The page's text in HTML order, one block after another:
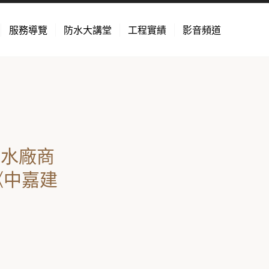
服務導覽 防水大講堂 工程實績 影音頻道
廠商
嘉建